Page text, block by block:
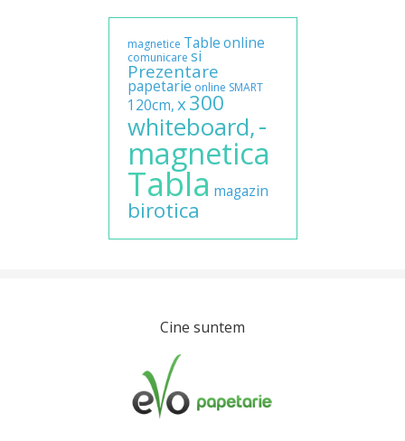
magnetice Tableonline
comunicare si
Prezentare
papetarie online SMART
120cm,x300
whiteboard,-
magnetica
Tabla magazin
birotica
Cine suntem